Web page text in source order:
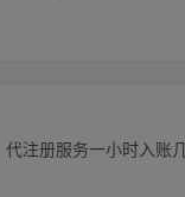
注册服务一小时入账